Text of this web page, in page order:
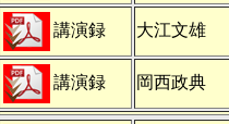
講演録 大江文雄
講演録 岡西政典